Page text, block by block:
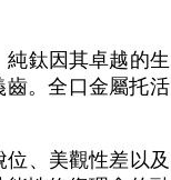
鈦因其卓越的生
。全口金屬托活
、美觀性差以及